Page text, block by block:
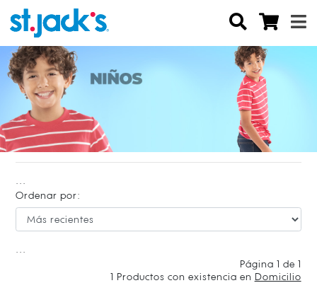
Ordenar por:
Página 1 de 1
1 Productos con existencia en Domicilio